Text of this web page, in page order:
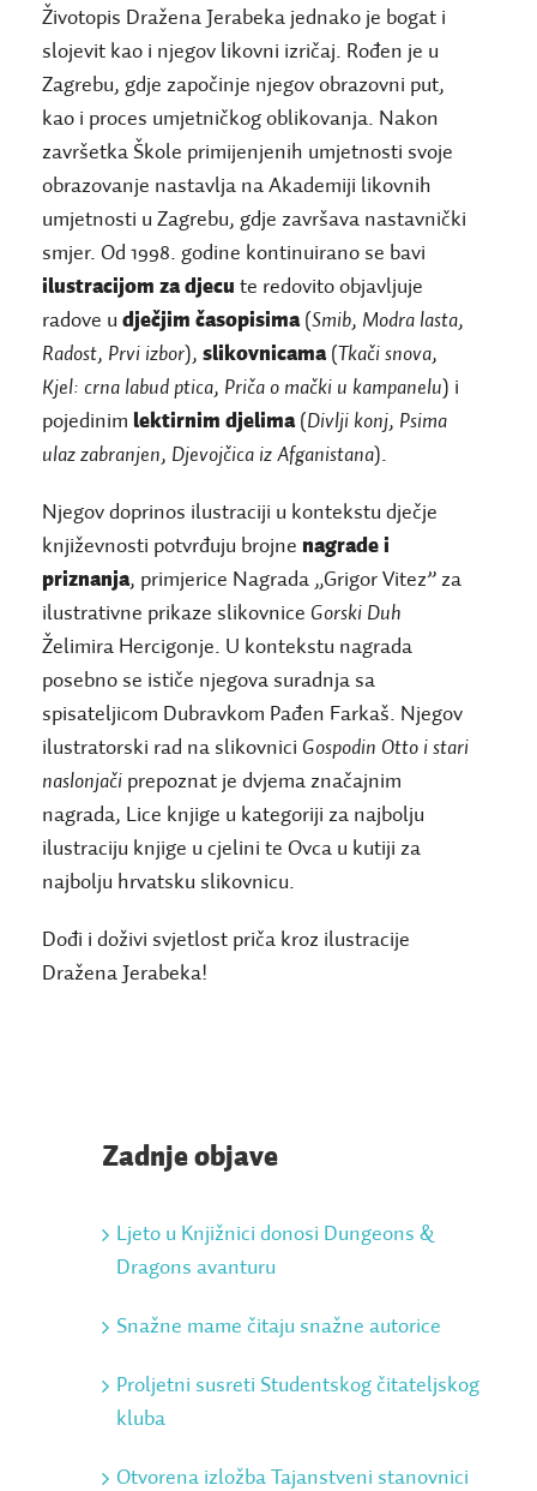
Životopis Dražena Jerabeka jednako je bogat i
slojevit kao i njegov likovni izričaj. Rođen je u
Zagrebu, gdje započinje njegov obrazovni put,
kao i proces umjetničkog oblikovanja. Nakon
završetka Škole primijenjenih umjetnosti svoje
obrazovanje nastavlja na Akademiji likovnih
umjetnosti u Zagrebu, gdje završava nastavnički
smjer. Od 1998. godine kontinuirano se bavi
ilustracijom za djecute redovito objavljuje
radove udječjim časopisima(Smib, Modra lasta,
Radost, Prvi izbor),slikovnicama( Tkači snova,
Kjel: crna labud ptica, Priča o mački u kampanelu) i
pojedinim lektirnim djelima(Divlji konj, Psima
ulaz zabranjen, Djevojčica iz Afganistana).
Njegov doprinos ilustraciji u kontekstu dječje
književnosti potvrđuju brojne nagrade i
priznanja, primjerice Nagrada „Grigor Vitez” za
ilustrativne prikaze slikovnice Gorski Duh
Želimira Hercigonje. U kontekstu nagrada
posebno se ističe njegova suradnja sa
spisateljicom Dubravkom Pađen Farkaš. Njegov
ilustratorski rad na slikovnici Gospodin Otto i stari
naslonjači prepoznat je dvjema značajnim
nagrada, Lice knjige u kategoriji za najbolju
ilustraciju knjige u cjelini te Ovca u kutiji za
najbolju hrvatsku slikovnicu.
Dođi i doživi svjetlost priča kroz ilustracije
Dražena Jerabeka!
Zadnje objave
Ljeto u Knjižnici donosi Dungeons &
Dragons avanturu
Snažne mame čitaju snažne autorice
Proljetni susreti Studentskog čitateljskog
kluba
Otvorena izložba Tajanstveni stanovnici